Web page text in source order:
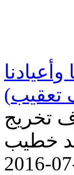
وأعيادنا
تخريج
خطيب
2016-